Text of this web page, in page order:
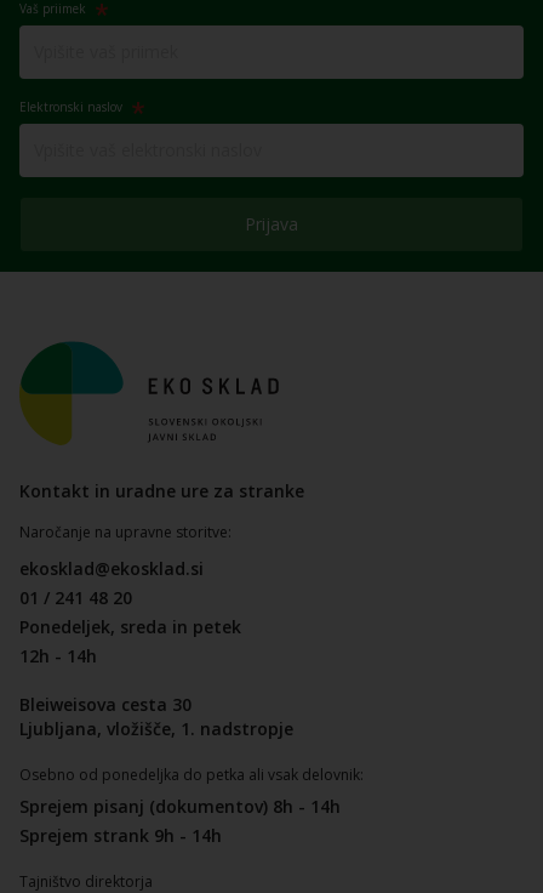
Vaš priimek
Elektronski naslov
Prijava
Kontakt in uradne ure za stranke
Naročanje na upravne storitve:
ekosklad@ekosklad.si
01 / 241 48 20
Ponedeljek, sreda in petek
12h - 14h
Bleiweisova cesta 30
Ljubljana, vložišče, 1. nadstropje
Osebno od ponedeljka do petka ali vsak delovnik:
Sprejem pisanj (dokumentov) 8h - 14h
Sprejem strank 9h - 14h
Tajništvo direktorja